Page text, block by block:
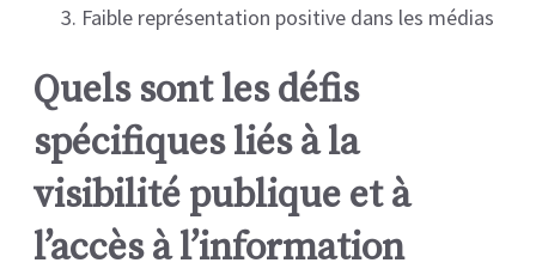
Faible représentation positive dans les médias
Quels sont les défis
spécifiques liés à la
visibilité publique et à
l’accès à l’information